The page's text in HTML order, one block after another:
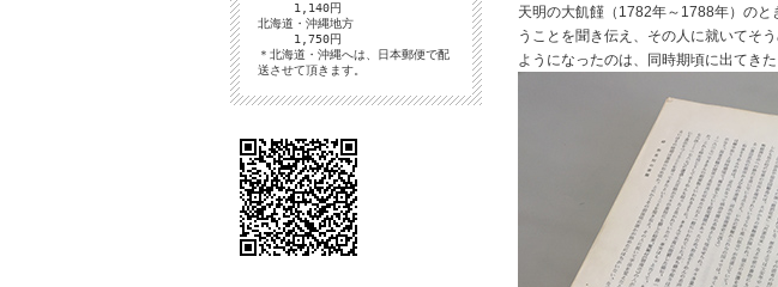
天明の大飢饉（1782年～1788年）の
うことを聞き伝え、その人に就いてそ
ようになったのは、同時期頃に出てき
1,140円
北海道・沖縄地方
1,750円
＊北海道・沖縄へは、日本郵便で配
送させて頂きます。